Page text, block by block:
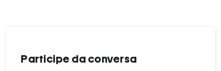
Participe da conversa